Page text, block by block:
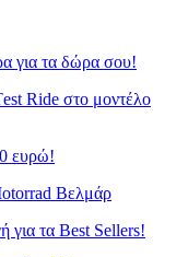
για τα δώρα σου!
Ride στο μοντέλο
ευρώ!
Βελμάρ
για τα Best Sellers!